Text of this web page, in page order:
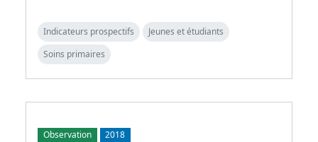
Indicateurs prospectifs
Jeunes et étudiants
Soins primaires
Observation 2018